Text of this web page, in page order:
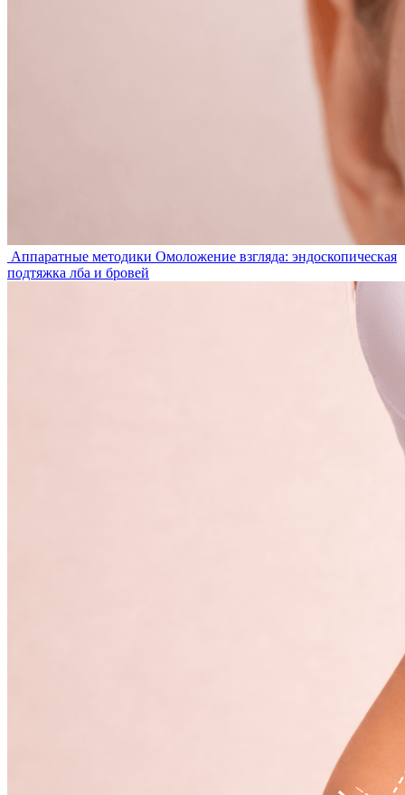
Аппаратные методики Омоложение взгляда: эндоскопическая
подтяжка лба и бровей